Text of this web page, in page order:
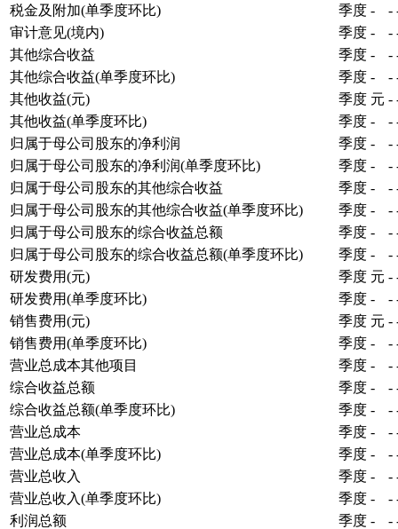
税金及附加(单季度环比)
季度 - -
审计意见(境内)
季度 - -
其他综合收益
季度 - -
其他综合收益(单季度环比)
季度 - -
其他收益(元)
季度 元 -
其他收益(单季度环比)
季度 - -
归属于母公司股东的净利润
季度 - -
归属于母公司股东的净利润(单季度环比)
季度 - -
归属于母公司股东的其他综合收益
季度 - -
归属于母公司股东的其他综合收益(单季度环比)
季度 - -
归属于母公司股东的综合收益总额
季度 - -
归属于母公司股东的综合收益总额(单季度环比)
季度 - -
研发费用(元)
季度 元 -
研发费用(单季度环比)
季度 - -
销售费用(元)
季度 元 -
销售费用(单季度环比)
季度 - -
营业总成本其他项目
季度 - -
综合收益总额
季度 - -
综合收益总额(单季度环比)
季度 - -
营业总成本
季度 - -
营业总成本(单季度环比)
季度 - -
营业总收入
季度 - -
营业总收入(单季度环比)
季度 - -
利润总额
季度 - -